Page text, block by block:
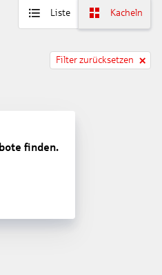
Liste Kacheln
Filter zurücksetzen
finden.